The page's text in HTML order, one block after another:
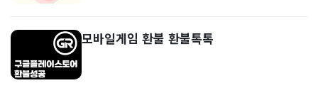
모바일게임 환불 환불톡톡